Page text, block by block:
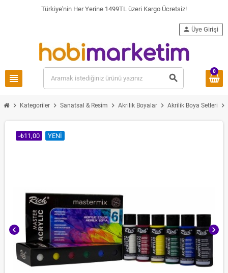
Türkiye'nin Her Yerine 1499TL üzeri Kargo Ücretsiz!
view_headline search
person Üye Girişi
0
chevron_right Kategoriler chevron_right Sanatsal & Resim chevron_right Akrilik Boyalar chevron_right Akrilik Boya Setleri chevron_right
chevron_left chevron_right
-₺11,00 YENI